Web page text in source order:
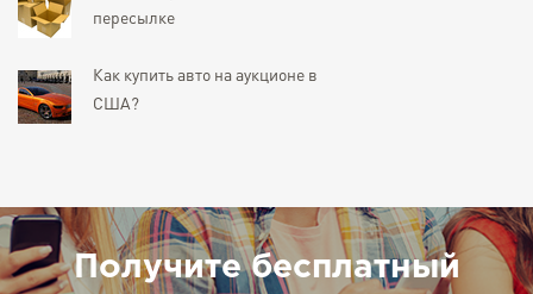
пересылке
Как купить авто на аукционе в
США?
Получите бесплатный